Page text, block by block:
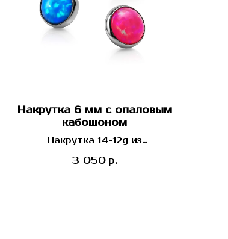
Накрутка 6 мм с опаловым
кабошоном
Накрутка 14-12g из
Industrial Strength (США)
3 050 р.